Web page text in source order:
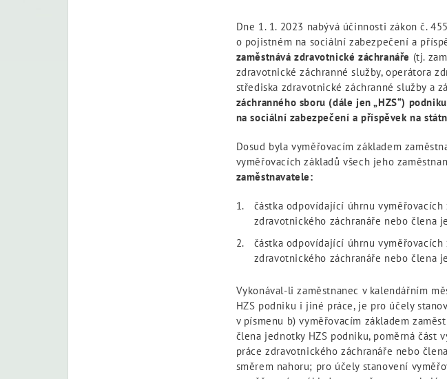
Dne 1. 1. 2023 nabývá účinnosti zákon č.
o pojistném na sociální zabezpečení a
zaměstnává zdravotnické záchranáře (tj.
zdravotnické záchranné služby, operátora
střediska zdravotnické záchranné služby a
záchranného sboru (dále jen „HZS“)
na sociální zabezpečení a příspěvek na
Dosud byla vyměřovacím základem
vyměřovacích základů všech jeho
zaměstnavatele:
částka odpovídající úhrnu
zdravotnického záchranáře nebo člena
částka odpovídající úhrnu
zdravotnického záchranáře nebo člena
Vykonával-li zaměstnanec v kalendářním
HZS podniku i jiné práce, je pro účely
v písmenu b) vyměřovacím základem
člena jednotky HZS podniku, poměrná část
práce zdravotnického záchranáře nebo
směrem nahoru; pro účely stanovení